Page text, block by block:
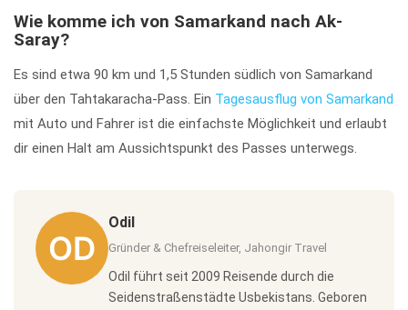
Wie komme ich von Samarkand nach Ak-
Saray?
Es sind etwa 90 km und 1,5 Stunden südlich von Samarkand
über den Tahtakaracha-Pass. Ein Tagesausflug von Samarkand
mit Auto und Fahrer ist die einfachste Möglichkeit und erlaubt
dir einen Halt am Aussichtspunkt des Passes unterwegs.
Odil
Gründer & Chefreiseleiter, Jahongir Travel
Odil führt seit 2009 Reisende durch die
Seidenstraßenstädte Usbekistans. Geboren